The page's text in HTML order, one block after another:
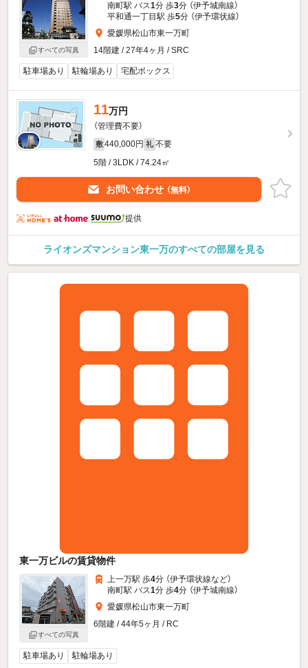
すべての写真
南町駅 バス1分 歩3分 （伊予城南線）
平和通一丁目駅 歩5分 （伊予環状線）
愛媛県松山市東一万町
14階建 / 27年4ヶ月 / SRC
駐車場あり 駐輪場あり 宅配ボックス
11万円
（管理費不要）
敷 440,000円 礼 不要
5階 / 3LDK / 74.24㎡
お問い合わせ （無料）
提供
ライオンズマンション東一万のすべての部屋を見る
東一万ビルの賃貸物件
すべての写真
上一万駅 歩4分 （伊予環状線など）
南町駅 バス1分 歩4分 （伊予城南線）
愛媛県松山市東一万町
6階建 / 44年5ヶ月 / RC
駐車場あり 駐輪場あり